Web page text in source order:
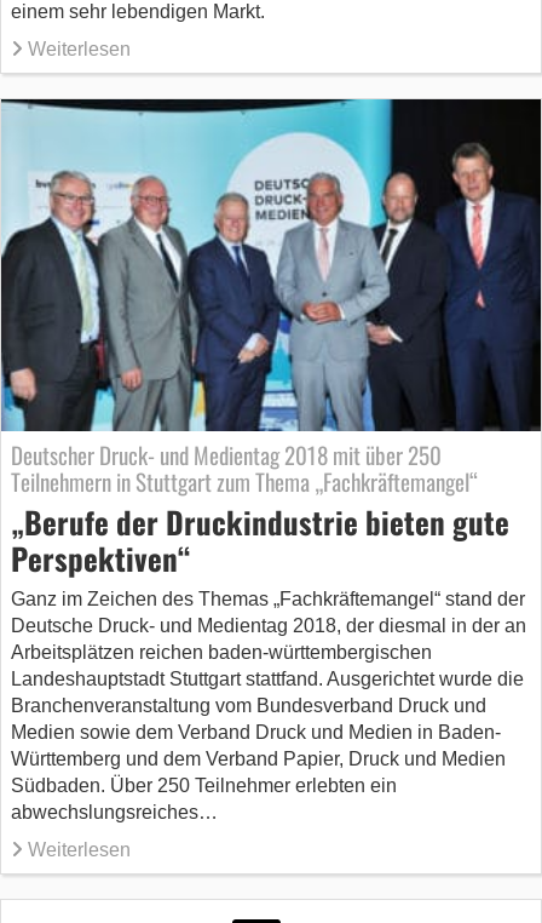
einem sehr lebendigen Markt.
Weiterlesen
Deutscher Druck- und Medientag 2018 mit über 250
Teilnehmern in Stuttgart zum Thema „Fachkräftemangel“
„Berufe der Druckindustrie bieten gute
Perspektiven“
Ganz im Zeichen des Themas „Fachkräftemangel“ stand der
Deutsche Druck- und Medientag 2018, der diesmal in der an
Arbeitsplätzen reichen baden-württembergischen
Landeshauptstadt Stuttgart stattfand. Ausgerichtet wurde die
Branchenveranstaltung vom Bundesverband Druck und
Medien sowie dem Verband Druck und Medien in Baden-
Württemberg und dem Verband Papier, Druck und Medien
Südbaden. Über 250 Teilnehmer erlebten ein
abwechslungsreiches…
Weiterlesen